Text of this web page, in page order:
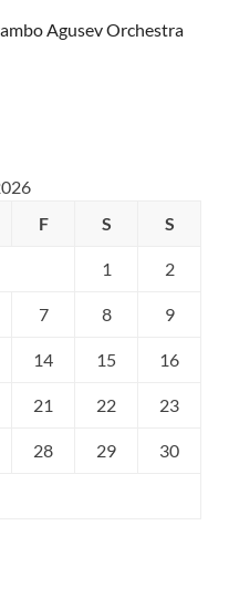
Agusev Orchestra
F S S
1 2
7 8 9
14 15 16
21 22 23
28 29 30